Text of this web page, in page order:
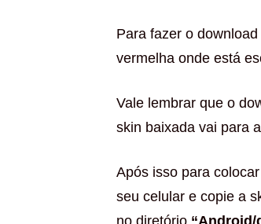
Para fazer o
vermelha onde está
Vale lembrar que o
skin baixada vai para
Após isso para
seu celular e copie a
no diretório “Android/